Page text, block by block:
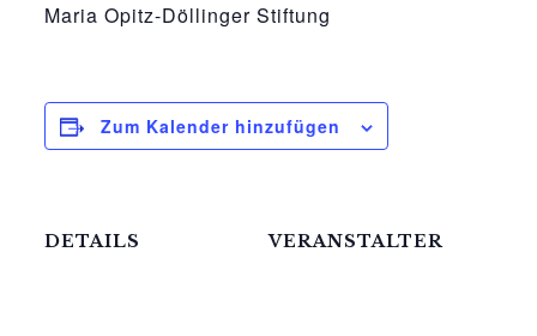
Maria Opitz-Döllinger Stiftung
Zum Kalender hinzufügen
DETAILS VERANSTALTER